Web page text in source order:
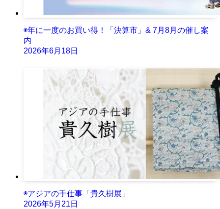
◉年に一度のお買い得！「決算市」& 7月8月の催し案
内
2026年6月18日
◉アジアの手仕事「貴久樹展」
2026年5月21日